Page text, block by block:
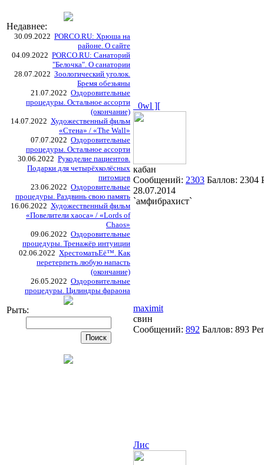
Недавнее:
30.09.2022 PORCO.RU: Хрюша на
районе. О сайте
04.09.2022 PORCO.RU: Санаторий
"Белочка". О санатории
28.07.2022 Зоологический уголок.
Бремя обезьяны
21.07.2022 Оздоровительные
процедуры. Остальное ассорти
(окончание)
14.07.2022 Художественный фильм
«Стена» / «The Wall»
07.07.2022 Оздоровительные
процедуры. Остальное ассорти
30.06.2022 Рукоделие пациентов.
Подарки для четырёхколёсных
питомцев
23.06.2022 Оздоровительные
процедуры. Раздвинь свою память
16.06.2022 Художественный фильм
«Повелители хаоса» / «Lords of
Chaos»
09.06.2022 Оздоровительные
процедуры. Тренажёр интуиции
02.06.2022 ХрестоматьЕё™. Как
перетерпеть любую напасть
(окончание)
26.05.2022 Оздоровительные
процедуры. Цилиндры фараона
Рыть:
_0wl ][
кабан
Сообщений: 2303 Баллов: 2304
28.07.2014
`амфибрахист`
maximit
свин
Сообщений: 892 Баллов: 893
Лис